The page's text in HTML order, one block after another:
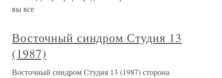
вы все
Восточный синдром Студия 13
(1987)
Восточный синдром Студия 13 (1987) сторона